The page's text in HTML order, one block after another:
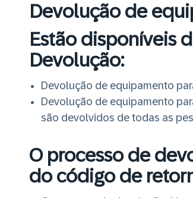
Devolução de
Estão disponíveis
Devolução:
Devolução de equipamento
Devolução de equipamento
são devolvidos de todas as
O processo de
do código de